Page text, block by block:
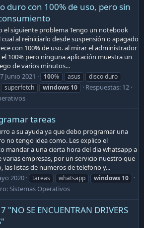
duro con 100% de uso, pero sin
el siguiente problema Tengo un notebook
cual al reiniciarlo desde suspensión o apagado
con 100% de uso. al mirar el administrador
100% pero ninguna aplicación muestra un
de varios minutos...
Junio 2021 100% asus
disco duro
superfetch windows 10
Respuestas: 12
tareas
a su ayuda ya que debo programar una
no tengo idea como. Les explico el
mandar a una cierta hora del dia whatsapp a
varias empresas, por un servicio nuestro que
las listas de numeros de telefono y...
2020 tareas whatsapp windows 10
Sistemas Operativos
"NO SE ENCUENTRAN DRIVERS